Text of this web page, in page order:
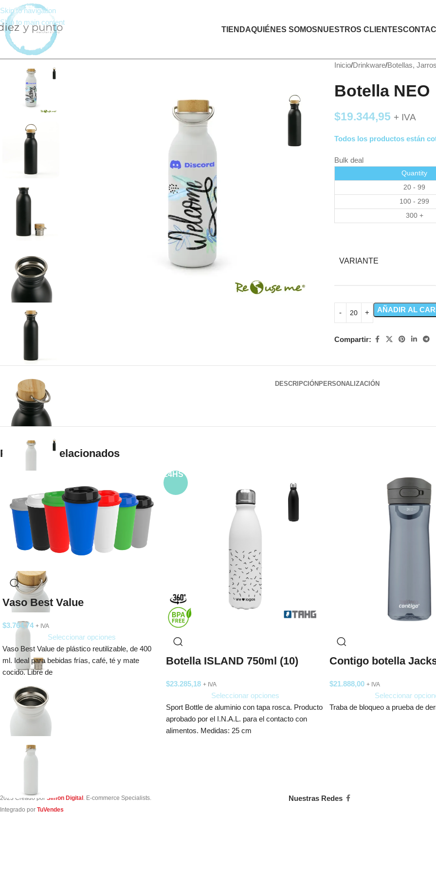
Skip to navigation
Skip to main content
TIENDAQUIÉNES SOMOS NUESTROS CLIENTES
Inicio Drinkware Botellas,
Botella NEO
$19.344,95 + IVA
Todos los productos están
Bulk deal
Quantity
20 - 99
100 - 299
300 +
VARIANTE
AÑADIR AL
Compartir:
DESCRIPCIÓN PERSONALIZACIÓN
Productos relacionados
Vaso Best Value
$3.764,74 + IVA
Seleccionar opciones
Vaso Best Value de plástico reutilizable, de 400
ml. Ideal para bebidas frías, café, té y mate
cocido. Libre de
24HS
Botella ISLAND 750ml (10)
$23.285,18 + IVA
Seleccionar opciones
Sport Bottle de aluminio con tapa rosca. Producto
aprobado por el I.N.A.L. para el contacto con
alimentos. Medidas: 25 cm
Contigo botella
$21.888,00 + IVA
Seleccionar
Traba de bloqueo a prueba de
2023 Creado por Simon Digital . E-commerce Specialists.
Integrado por TuVendes
Nuestras Redes